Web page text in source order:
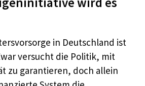
in Deutschland ist
versucht die Politik, mit
zu garantieren, doch allein